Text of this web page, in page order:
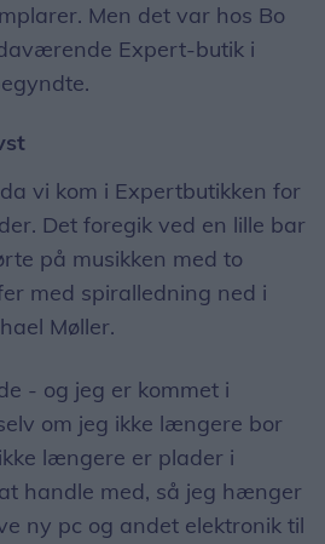
Men det var hos Bo
Expert-butik i
vi kom i Expertbutikken for
Det foregik ved en lille bar
på musikken med to
med spiralledning ned i
Møller.
- og jeg er kommet i
om jeg ikke længere bor
længere er plader i
handle med, så jeg hænger
ny pc og andet elektronik til